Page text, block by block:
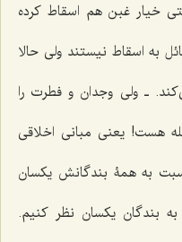
خیار غبن هم اسقاط کرده
به اسقاط نیستند ولی حالا
ـ ولى وجدان و فطرت را
هست! یعنى مبانى اخلاقى
به همۀ بندگانش یکسان
بندگان یکسان نظر کنیم.